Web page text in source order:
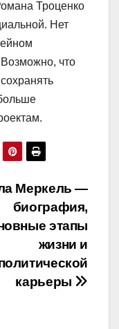
Троценко
Нет
что
Меркель —
биография,
этапы
жизни и
карьеры